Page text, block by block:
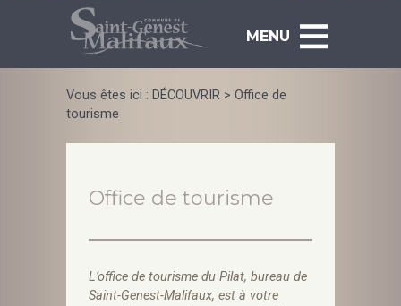
MENU
Vous êtes ici : DÉCOUVRIR > Office de
tourisme
Office de tourisme
L’office de tourisme du Pilat, bureau de
Saint-Genest-Malifaux, est à votre